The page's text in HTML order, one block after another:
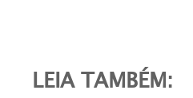
LEIA TAMBÉM: